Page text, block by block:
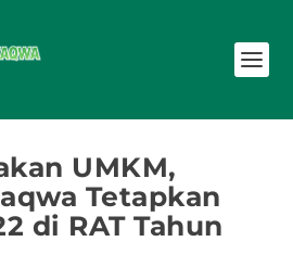
UMKM,
Tetapkan
di RAT Tahun